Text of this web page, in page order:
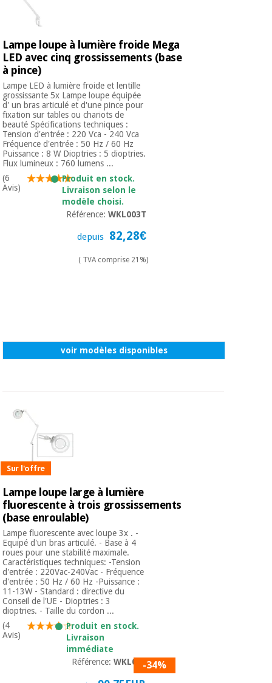
Lampe loupe à lumière froide Mega
LED avec cinq grossissements (base
à pince)
Lampe LED à lumière froide et lentille
grossissante 5x Lampe loupe équipée
d' un bras articulé et d'une pince pour
fixation sur tables ou chariots de
beauté Spécifications techniques :
Tension d'entrée : 220 Vca - 240 Vca
Fréquence d'entrée : 50 Hz / 60 Hz
Puissance : 8 W Dioptries : 5 dioptries.
Flux lumineux : 760 lumens ...
(6
Avis)
Produit en stock.
Livraison selon le
modèle choisi.
Référence:WKL003T
depuis 82,28€
( TVA comprise 21%)
voir modèles disponibles
Sur l'offre
Lampe loupe large à lumière
fluorescente à trois grossissements
(base enroulable)
Lampe fluorescente avec loupe 3x . -
Equipé d'un bras articulé. - Base à 4
roues pour une stabilité maximale.
Caractéristiques techniques: -Tension
d'entrée : 220Vac-240Vac - Fréquence
d'entrée : 50 Hz / 60 Hz -Puissance :
11-13W - Standard : directive du
Conseil de l'UE - Dioptries : 3
dioptries. - Taille du cordon ...
(4
Avis)
Produit en stock.
Livraison
immédiate
Référence:WKL002-34%